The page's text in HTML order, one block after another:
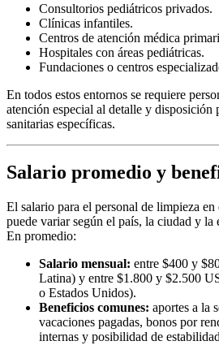
Consultorios pediátricos privados.
Clínicas infantiles.
Centros de atención médica
Hospitales con áreas pediátricas.
Fundaciones o centros
En todos estos entornos se requiere
atención especial al detalle y disposición
sanitarias específicas.
Salario promedio y
El salario para el personal de limpieza
puede variar según el país, la ciudad y la
En promedio:
Salario mensual: entre $400 y
Latina) y entre $1.800 y $2.500
o Estados Unidos).
Beneficios comunes: aportes a la
vacaciones pagadas, bonos por
internas y posibilidad de